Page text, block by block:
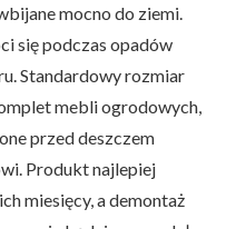
mocno do ziemi.
się podczas opadów
Standardowy rozmiar
mebli ogrodowych,
przed deszczem
Produkt najlepiej
miesięcy, a demontaż